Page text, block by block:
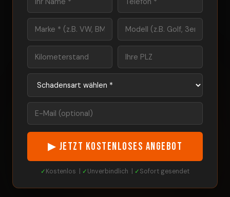
▶ JETZT KOSTENLOSES ANGEBOT
✓Kostenlos | ✓Unverbindlich | ✓Sofort gesendet